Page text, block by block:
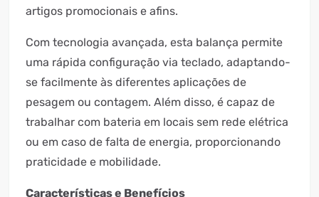
artigos promocionais e afins.
Com tecnologia avançada, esta balança permite
uma rápida configuração via teclado, adaptando-
se facilmente às diferentes aplicações de
pesagem ou contagem. Além disso, é capaz de
trabalhar com bateria em locais sem rede elétrica
ou em caso de falta de energia, proporcionando
praticidade e mobilidade.
Características e Benefícios